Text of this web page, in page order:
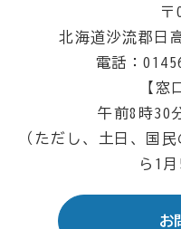
〒
北海道沙流郡日
電話：
【窓
午前8時30
（ただし、土日、国
ら1
お